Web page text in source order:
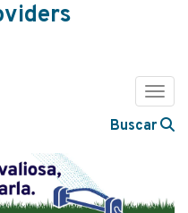
Buscar